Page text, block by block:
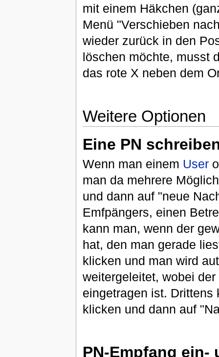
mit einem Häkchen
Menü "Verschieben
wieder zurück in den
löschen möchte, musst
das rote X neben dem
Weitere Optionen
Eine PN
Wenn man einem User
man da mehrere
und dann auf "neue
Emfpängers, einen
kann man, wenn der
hat, den man gerade
klicken und man wird
weitergeleitet, wobei
eingetragen ist. Drittens
klicken und dann auf
PN-Empfang ein-